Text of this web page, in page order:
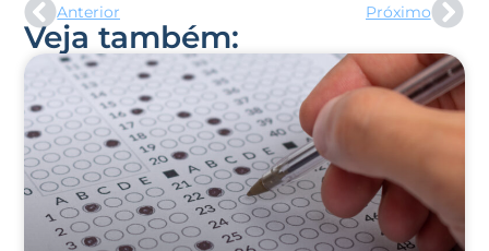
Anterior Próximo
Veja também: